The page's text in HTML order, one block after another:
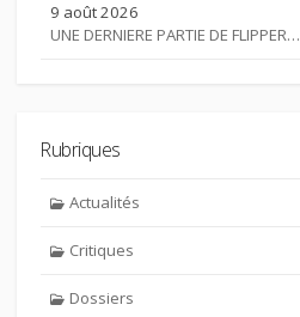
9 août 2026
UNE DERNIERE PARTIE DE FLIPPER…
Rubriques
Actualités
Critiques
Dossiers